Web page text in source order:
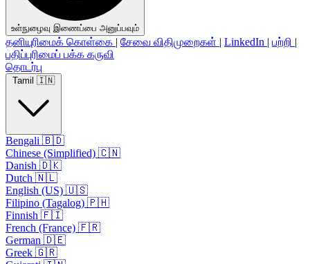
உள்நுழைவு இணைப்பை அனுப்பவும்
தனியுரிமைக் கொள்கை | சேவை விதிமுறைகள் | LinkedIn | பற்றி |
பதிப்புரிமைப் பக்க கருவி
தொடர்பு
Tamil 🇮🇳
Bengali 🇧🇩
Chinese (Simplified) 🇨🇳
Danish 🇩🇰
Dutch 🇳🇱
English (US) 🇺🇸
Filipino (Tagalog) 🇵🇭
Finnish 🇫🇮
French (France) 🇫🇷
German 🇩🇪
Greek 🇬🇷